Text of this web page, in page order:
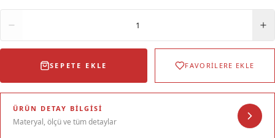
1
SEPETE EKLE FAVORİLERE EKLE
ÜRÜN DETAY BILGISI
Materyal, ölçü ve tüm detaylar